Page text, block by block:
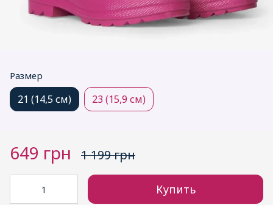
Размер
21 (14,5 см) 23 (15,9 см)
649 грн 1 199 грн
Купить